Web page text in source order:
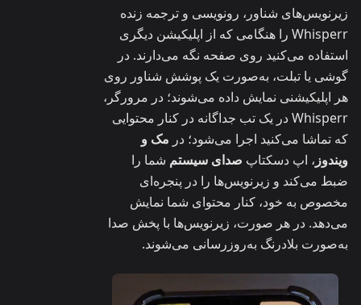
زیرنویس‌های شناور، رونویسی و ترجمه زنده
Whisperr را هنگامی که از اپلیکیشن دیگری
استفاده می‌کنید روی صفحه نگه می‌دارند. در
گوشی یا تبلت، به‌صورت یک پوشش شناور روی
هر اپلیکیشنی نمایش داده می‌شوند؛ در مرورگر،
Whisperr در یک تب جداگانه در کنار محتوایی
که تماشا می‌کنید اجرا می‌شود؛ در مک و
ویندوز، اپ دسکتاپ صدای سیستم شما را
ضبط می‌کند و زیرنویس‌ها را در پنجره‌ای
مخصوص به خود، کنار محتوای شما نمایش
می‌دهد. در هر صورت، زیرنویس‌ها با پخش صدا
به‌صورت بلادرنگ به‌روزرسانی می‌شوند.